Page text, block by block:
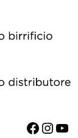
Facebook InstagramYouTube